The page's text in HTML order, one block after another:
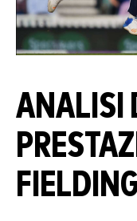
ANALISI